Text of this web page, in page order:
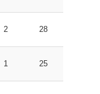
2 28
1 25